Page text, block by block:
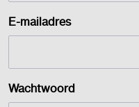
E-mailadres
Wachtwoord